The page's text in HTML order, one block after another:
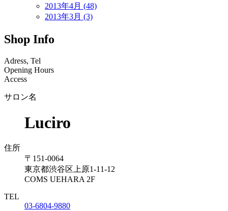
2013年4月 (48)
2013年3月 (3)
Shop Info
Adress, Tel
Opening Hours
Access
サロン名
Luciro
住所
〒151-0064
東京都渋谷区上原1-11-12
COMS UEHARA 2F
TEL
03-6804-9880